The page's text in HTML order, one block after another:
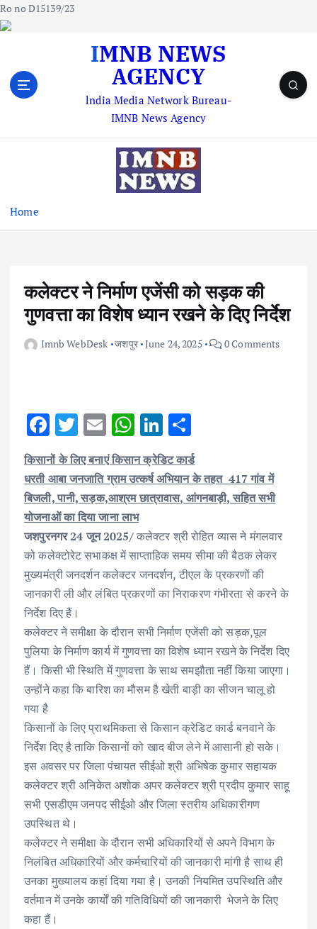
Ro no D15139/23
IMNB NEWS
AGENCY
lndia Media Network Bureau-
IMNB News Agency
Home
कलेक्टर ने निर्माण एजेंसी को सड़क की
गुणवत्ता का विशेष ध्यान रखने के दिए निर्देश
Imnb WebDesk जशपुर June 24, 2025 0 Comments
F
ac
e
b
o
o
k
T
it
te
r
E
m
ai
l
W
at
s
A
p
p
Li
n
k
e
n
h
ar
e
किसानों के लिए बनाएं किसान क्रेडिट कार्ड
धरती आबा जनजाति ग्राम उत्कर्ष अभियान के तहत 417 गांव में
बिजली, पानी, सड़क,आश्रम छात्रावास, आंगनबाड़ी, सहित सभी
योजनाओं का दिया जाना लाभ
जशपुरनगर 24 जून 2025/कलेक्टर श्री रोहित व्यास ने मंगलवार
को कलेक्टोरेट सभाकक्ष में साप्ताहिक समय सीमा की बैठक लेकर
मुख्यमंत्री जनदर्शन कलेक्टर जनदर्शन, टीएल के प्रकरणों की
जानकारी ली और लंबित प्रकरणों का निराकरण गंभीरता से करने के
निर्देश दिए हैं।
कलेक्टर ने समीक्षा के दौरान सभी निर्माण एजेंसी को सड़क,पूल
पुलिया के निर्माण कार्य में गुणवत्ता का विशेष ध्यान रखने के निर्देश दिए
हैं। किसी भी स्थिति में गुणवत्ता के साथ समझौता नहीं किया जाएगा।
उन्होंने कहा कि बारिश का मौसम है खेती बाड़ी का सीजन चालू हो
गया है
किसानों के लिए प्राथमिकता से किसान क्रेडिट कार्ड बनवाने के
निर्देश दिए है ताकि किसानों को खाद बीज लेने में आसानी हो सके।
इस अवसर पर जिला पंचायत सीईओ श्री अभिषेक कुमार सहायक
कलेक्टर श्री अनिकेत अशोक अपर कलेक्टर श्री प्रदीप कुमार साहू
सभी एसडीएम जनपद सीईओ और जिला स्तरीय अधिकारीगण
उपस्थित थे।
कलेक्टर ने समीक्षा के दौरान सभी अधिकारियों से अपने विभाग के
निलंबित अधिकारियों और कर्मचारियों की जानकारी मांगी है साथ ही
उनका मुख्यालय कहां दिया गया है। उनकी नियमित उपस्थिति और
वर्तमान में उनके कार्यों की गतिविधियों की जानकारी भेजने के लिए
कहा हैं।